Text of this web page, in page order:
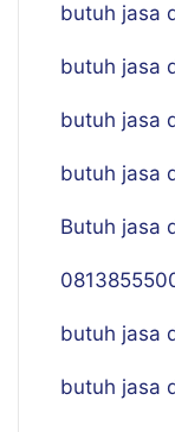
butuh jasa
butuh jasa
butuh jasa
butuh jasa
Butuh jasa
butuh jasa
butuh jasa